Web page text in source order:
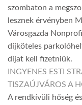
szombaton a
lesznek érvényben
Városgazda
díjköteles
díjat kell fizetniük.
INGYENES ESTI
TISZAÚJVÁROS A
A rendkívüli hőség